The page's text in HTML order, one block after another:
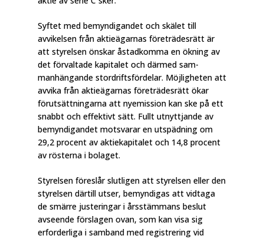
Syftet med bemyndigandet och skälet till
avvikelsen från aktieägarnas företrädesrätt är
att styrel­sen önskar åstadkomma en ökning av
det förvaltade kapitalet och därmed sam­
manhängande stordriftsfördelar. Möjligheten att
avvika från aktieägarnas företrädesrätt ökar
förutsättningarna att nyemission kan ske på ett
snabbt och effektivt sätt. Fullt utnyttjande av
bemyndigandet motsvarar en utspädning om
29,2 procent av aktiekapitalet och 14,8 procent
av rösterna i bolaget.
Styrelsen föreslår slutligen att styrelsen eller den
styrelsen därtill utser, bemyndigas att vidtaga
de smärre justeringar i årsstämmans beslut
avseende förslagen ovan, som kan visa sig
erforderliga i samband med registrering vid